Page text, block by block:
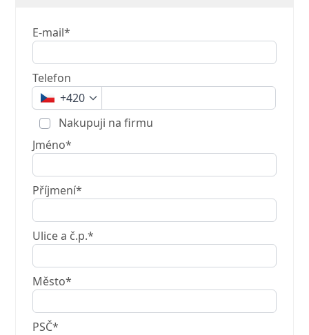
E-mail*
Telefon
+420
Nakupuji na firmu
Jméno*
Příjmení*
Ulice a č.p.*
Město*
PSČ*